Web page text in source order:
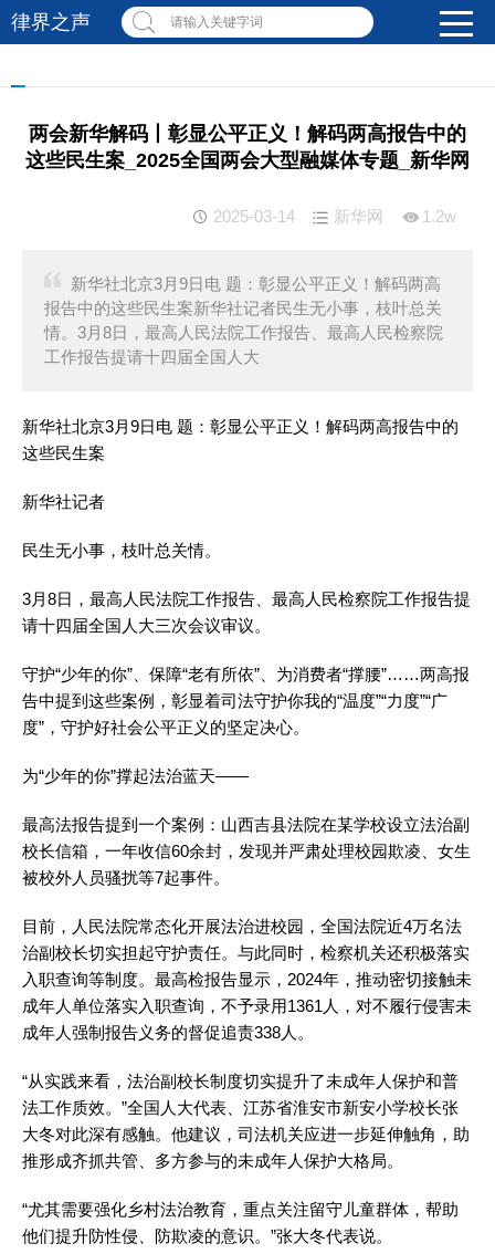
律界之声 请输入关键字词
两会新华解码丨彰显公平正义！解码两高报告中的
这些民生案_2025全国两会大型融媒体专题_新华网
1.2w
新华网
2025-03-14
新华社北京3月9日电 题：彰显公平正义！解码两高
报告中的这些民生案新华社记者民生无小事，枝叶总关
情。3月8日，最高人民法院工作报告、最高人民检察院
工作报告提请十四届全国人大
新华社北京3月9日电 题：彰显公平正义！解码两高报告中的
这些民生案
新华社记者
民生无小事，枝叶总关情。
3月8日，最高人民法院工作报告、最高人民检察院工作报告提
请十四届全国人大三次会议审议。
守护“少年的你”、保障“老有所依”、为消费者“撑腰”……两高报
告中提到这些案例，彰显着司法守护你我的“温度”“力度”“广
度”，守护好社会公平正义的坚定决心。
为“少年的你”撑起法治蓝天——
最高法报告提到一个案例：山西吉县法院在某学校设立法治副
校长信箱，一年收信60余封，发现并严肃处理校园欺凌、女生
被校外人员骚扰等7起事件。
目前，人民法院常态化开展法治进校园，全国法院近4万名法
治副校长切实担起守护责任。与此同时，检察机关还积极落实
入职查询等制度。最高检报告显示，2024年，推动密切接触未
成年人单位落实入职查询，不予录用1361人，对不履行侵害未
成年人强制报告义务的督促追责338人。
“从实践来看，法治副校长制度切实提升了未成年人保护和普
法工作质效。”全国人大代表、江苏省淮安市新安小学校长张
大冬对此深有感触。他建议，司法机关应进一步延伸触角，助
推形成齐抓共管、多方参与的未成年人保护大格局。
“尤其需要强化乡村法治教育，重点关注留守儿童群体，帮助
他们提升防性侵、防欺凌的意识。”张大冬代表说。